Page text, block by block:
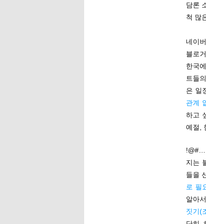
담론
척 많
네이
블로
한국
트들
은 일
관계
하고
예절,
!@#…
지는
들을
로 필
알아
짓기(